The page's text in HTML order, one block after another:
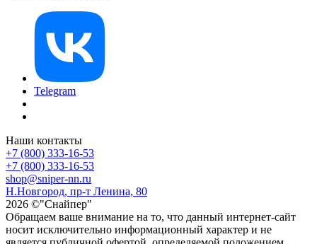
Telegram
Наши контакты
+7 (800) 333-16-53
+7 (800) 333-16-53
shop@sniper-nn.ru
Н.Новгород, пр-т Ленина, 80
2026 ©"Снайпер"
Обращаем ваше внимание на то, что данный интернет-сайт
носит исключительно информационный характер и не